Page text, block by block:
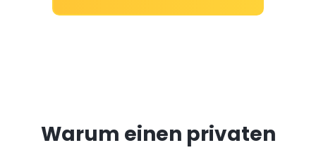
Warum einen privaten